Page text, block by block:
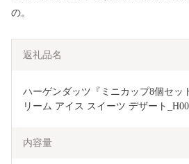
の。
返礼品名
ハーゲンダッツ『ミニカップ8個セッ
リーム アイス スイーツ デザート
内容量